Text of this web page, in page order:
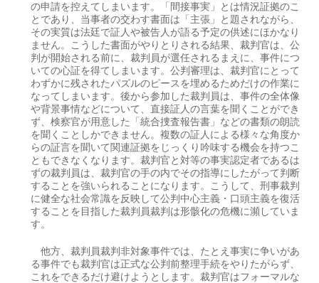
の申請を控えてしまいます。「間接事実」とは情況証拠のこ
とであり、当事者の交わす書面は「主張」と題されながら、
その実質は法廷で証人や被告人が語る予定の供述にほかなり
ません。こうした書面がやりとりされる結果、裁判官は、公
判が開始される前に、裁判員が選任されるまえに、事件につ
いての心証を得てしまいます。公判審理は、裁判官にとって
わずかに残されたパズルのピースを埋めるためだけの作業に
なってしまいます。後から参加した裁判員は、事件の全体像
や背景事情などについて、直接証人の言葉を聞くことができ
ず、検察官が用意した「統合捜査報告書」などの書類の朗読
を聞くことしかできません。複数の証人による様々な角度か
らの証言を聞いて関連証拠をじっくり吟味する機会を持つこ
ともできなくなります。裁判官と対等の事実認定者であるは
ずの裁判員は、裁判官の手の内でその指導にしたがって判断
することを強いられることになります。こうして、刑事裁判
に健全な社会常識を反映して公判中心主義・口頭主義を復活
することを目指した裁判員裁判は形骸化の危機に瀕していま
す。
他方、裁判員裁判非対象事件では、たとえ事実に争いがあ
る事件でも裁判官は正式な公判前整理手続をやりたがらず、
これをできるだけ避けようとします。裁判官はフォーマルな